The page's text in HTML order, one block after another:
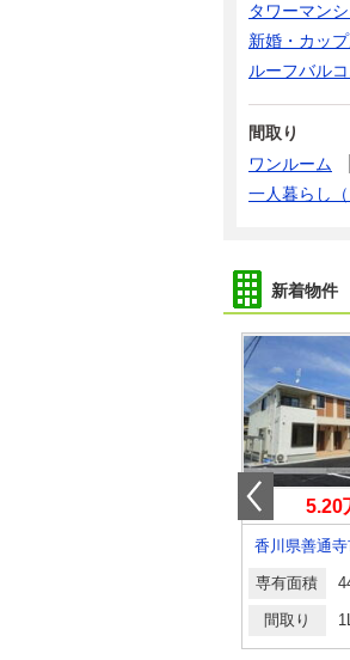
タワーマン
新婚・カッ
ルーフバル
間取り
ワンルーム
一人暮らし
新着物件
5.20
専有面積
間取り